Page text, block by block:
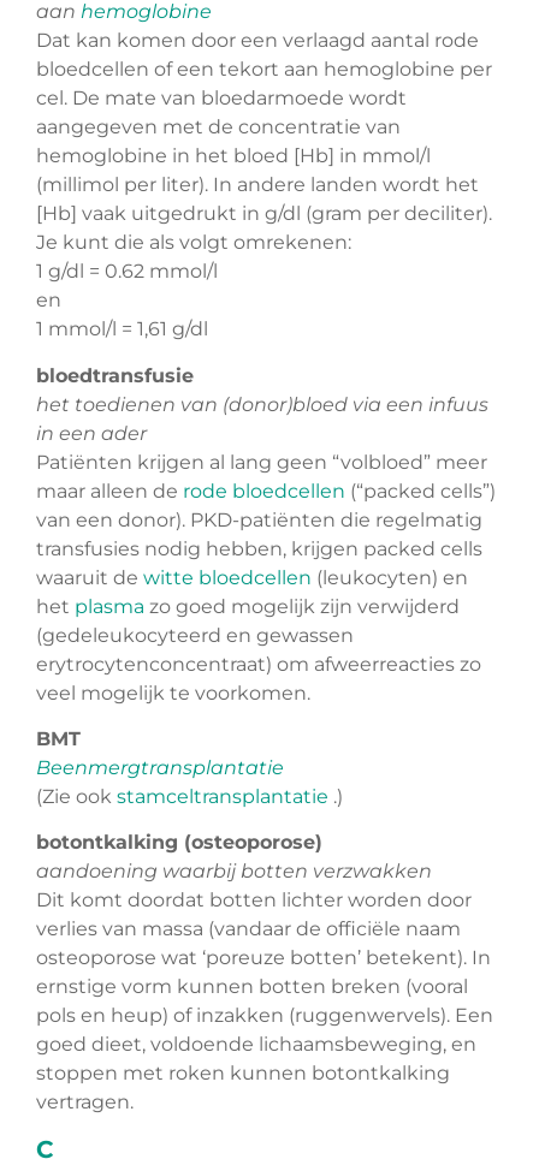
aan hemoglobine
Dat kan komen door een verlaagd aantal rode
bloedcellen of een tekort aan hemoglobine per
cel. De mate van bloedarmoede wordt
aangegeven met de concentratie van
hemoglobine in het bloed [Hb] in mmol/l
(millimol per liter). In andere landen wordt het
[Hb] vaak uitgedrukt in g/dl (gram per deciliter).
Je kunt die als volgt omrekenen:
1 g/dl = 0.62 mmol/l
en
1 mmol/l = 1,61 g/dl
bloedtransfusie
het toedienen van (donor)bloed via een infuus
in een ader
Patiënten krijgen al lang geen “volbloed” meer
maar alleen de rode bloedcellen (“packed cells”)
van een donor). PKD-patiënten die regelmatig
transfusies nodig hebben, krijgen packed cells
waaruit de witte bloedcellen (leukocyten) en
het plasma zo goed mogelijk zijn verwijderd
(gedeleukocyteerd en gewassen
erytrocytenconcentraat) om afweerreacties zo
veel mogelijk te voorkomen.
BMT
Beenmergtransplantatie
(Zie ook stamceltransplantatie .)
botontkalking (osteoporose)
aandoening waarbij botten verzwakken
Dit komt doordat botten lichter worden door
verlies van massa (vandaar de officiële naam
osteoporose wat ‘poreuze botten’ betekent). In
ernstige vorm kunnen botten breken (vooral
pols en heup) of inzakken (ruggenwervels). Een
goed dieet, voldoende lichaamsbeweging, en
stoppen met roken kunnen botontkalking
vertragen.
C